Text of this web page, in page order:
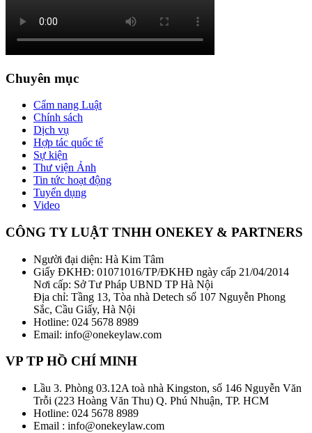
Chuyên mục
Cẩm nang Luật
Chính sách
Dịch vụ
Hợp tác quốc tế
Sự kiện
Thư viện Ảnh
Tin tức hoạt động
Tuyển dụng
Video
CÔNG TY LUẬT TNHH ONEKEY & PARTNERS
Người đại diện: Hà Kim Tâm
Giấy ĐKHĐ: 01071016/TP/ĐKHĐ ngày cấp 21/04/2014
Nơi cấp: Sở Tư Pháp UBND TP Hà Nội
Địa chỉ: Tầng 13, Tòa nhà Detech số 107 Nguyễn Phong
Sắc, Cầu Giấy, Hà Nội
Hotline: 024 5678 8989
Email: info@onekeylaw.com
VP TP HỒ CHÍ MINH
Lầu 3. Phòng 03.12A toà nhà Kingston, số 146 Nguyễn Văn
Trỗi (223 Hoàng Văn Thu) Q. Phú Nhuận, TP. HCM
Hotline: 024 5678 8989
Email : info@onekeylaw.com